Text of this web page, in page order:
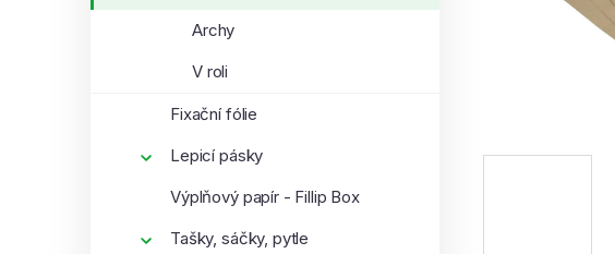
i
Archy
V roli
Fixační fólie
Lepicí pásky
Výplňový papír - Fillip Box
Tašky, sáčky, pytle